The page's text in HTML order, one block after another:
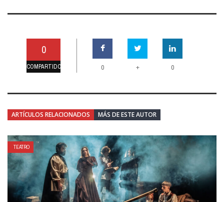
0
COMPARTIDO 0 + 0
ARTÍCULOS RELACIONADOS MÁS DE ESTE AUTOR
TEATRO